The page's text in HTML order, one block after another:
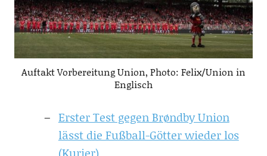
Auftakt Vorbereitung Union, Photo: Felix/Union in
Englisch
Erster Test gegen Brøndby Union
lässt die Fußball-Götter wieder los
(Kurier)